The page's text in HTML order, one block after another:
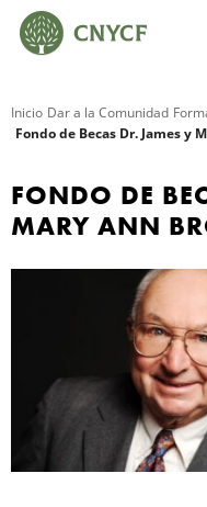
Inicio Dar a la Comunidad
Fondo de Becas Dr. James y
FONDO DE
MARY ANN